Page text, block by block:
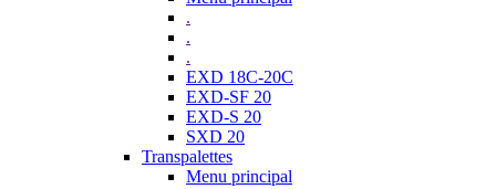
.
.
.
EXD 18C-20C
EXD-SF 20
EXD-S 20
SXD 20
Transpalettes
Menu principal